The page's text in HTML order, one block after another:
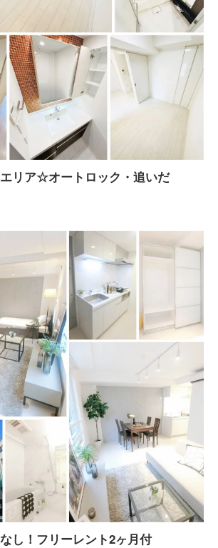
リア☆オートロック・追いだ
なし！フリーレント2ヶ月付